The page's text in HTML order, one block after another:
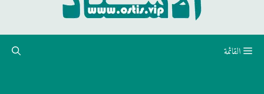
القائمة